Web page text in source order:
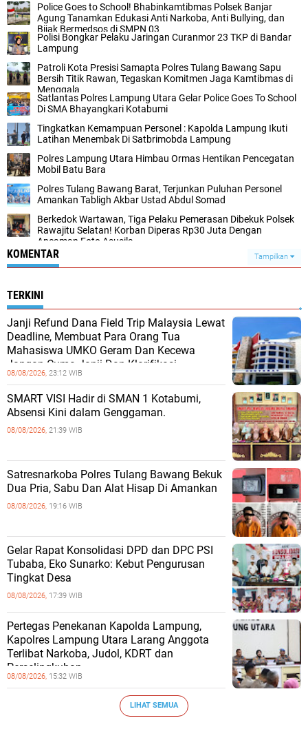
Police Goes to School! Bhabinkamtibmas Polsek Banjar
Agung Tanamkan Edukasi Anti Narkoba, Anti Bullying, dan
Bijak Bermedsos di SMPN 03
Polisi Bongkar Pelaku Jaringan Curanmor 23 TKP di Bandar
Lampung
Patroli Kota Presisi Samapta Polres Tulang Bawang Sapu
Bersih Titik Rawan, Tegaskan Komitmen Jaga Kamtibmas di
Menggala
Satlantas Polres Lampung Utara Gelar Police Goes To School
Di SMA Bhayangkari Kotabumi
Tingkatkan Kemampuan Personel : Kapolda Lampung Ikuti
Latihan Menembak Di Satbrimobda Lampung
Polres Lampung Utara Himbau Ormas Hentikan Pencegatan
Mobil Batu Bara
Polres Tulang Bawang Barat, Terjunkan Puluhan Personel
Amankan Tabligh Akbar Ustad Abdul Somad
Berkedok Wartawan, Tiga Pelaku Pemerasan Dibekuk Polsek
Rawajitu Selatan! Korban Diperas Rp30 Juta Dengan
Ancaman Foto Asusila
KOMENTAR Tampilkan
TERKINI
Janji Refund Dana Field Trip Malaysia Lewat
Deadline, Membuat Para Orang Tua
Mahasiswa UMKO Geram Dan Kecewa
Jangan Cuma Janji Dan Klarifikasi
08/08/2026, 23:12 WIB
SMART VISI Hadir di SMAN 1 Kotabumi,
Absensi Kini dalam Genggaman.
08/08/2026, 21:39 WIB
Satresnarkoba Polres Tulang Bawang Bekuk
Dua Pria, Sabu Dan Alat Hisap Di Amankan
08/08/2026, 19:16 WIB
Gelar Rapat Konsolidasi DPD dan DPC PSI
Tubaba, Eko Sunarko: Kebut Pengurusan
Tingkat Desa
08/08/2026, 17:39 WIB
Pertegas Penekanan Kapolda Lampung,
Kapolres Lampung Utara Larang Anggota
Terlibat Narkoba, Judol, KDRT dan
Perselingkuhan
08/08/2026, 15:32 WIB
LIHAT SEMUA